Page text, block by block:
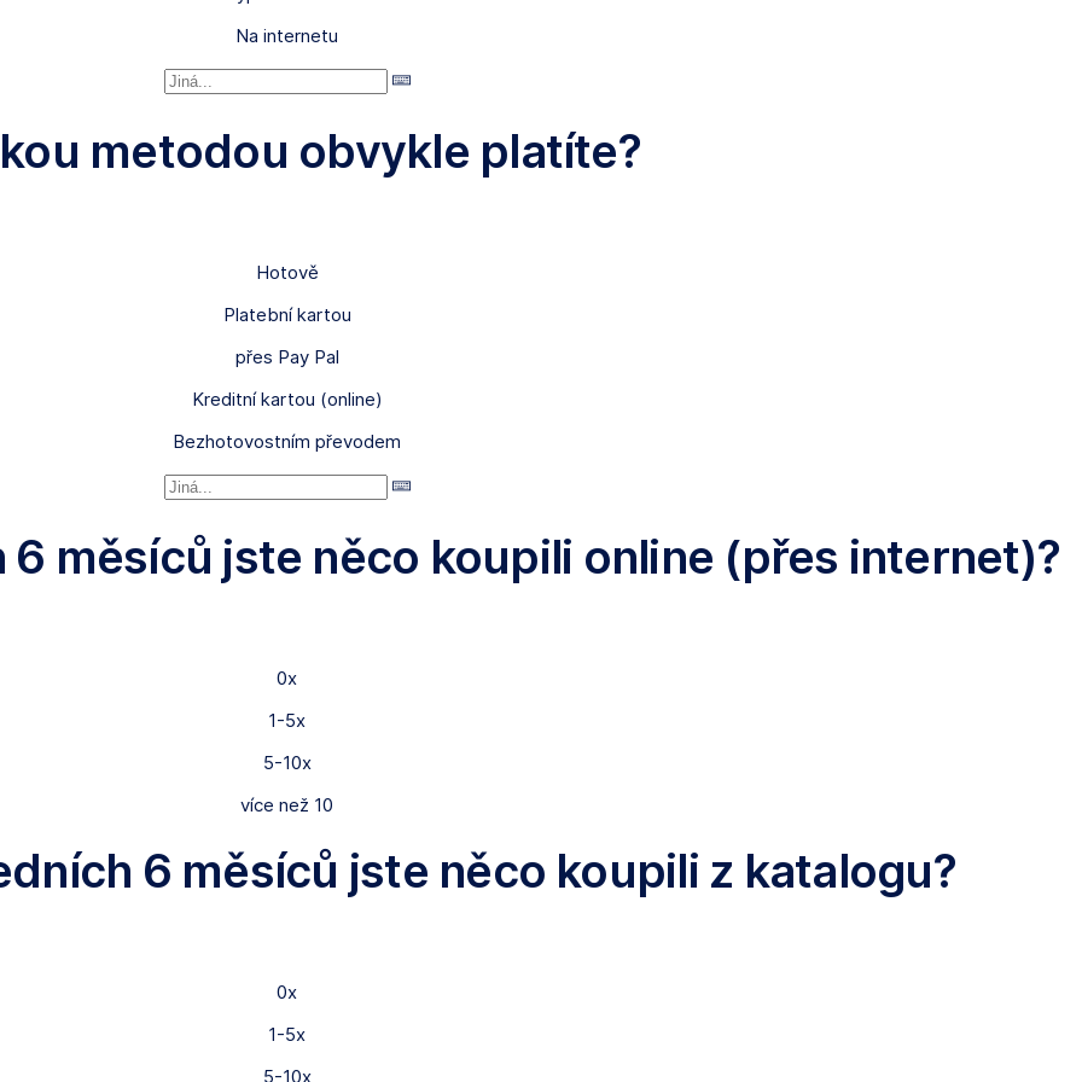
Na internetu
metodou obvykle platíte?
Hotově
Platební kartou
přes Pay Pal
Kreditní kartou (online)
Bezhotovostním převodem
měsíců jste něco koupili online (přes internet)?
0x
1-5x
5-10x
více než 10
6 měsíců jste něco koupili z katalogu?
0x
1-5x
5-10x